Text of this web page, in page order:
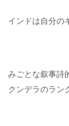
インドは自分の
みごとな叙事詩
クンデラのラン